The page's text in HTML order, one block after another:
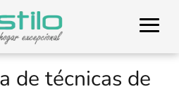
de técnicas de